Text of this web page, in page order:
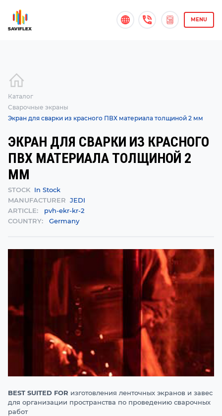
MENU
Каталог
Сварочные экраны
Экран для сварки из красного ПВХ материала толщиной 2 мм
ЭКРАН ДЛЯ СВАРКИ ИЗ КРАСНОГО
ПВХ МАТЕРИАЛА ТОЛЩИНОЙ 2
ММ
STOCK In Stock
MANUFACTURER JEDI
ARTICLE:
pvh-ekr-kr-2
COUNTRY:
Germany
BEST SUITED FOR изготовления ленточных экранов и завес
для организации пространства по проведению сварочных
работ